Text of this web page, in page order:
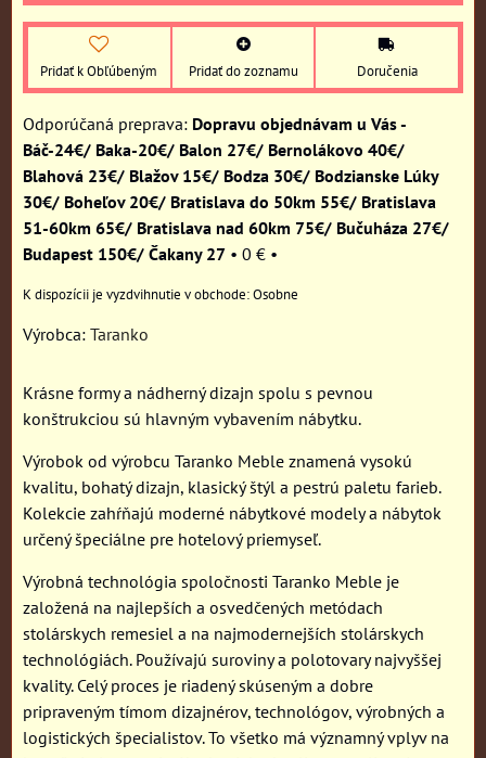
Pridať k Obľúbeným Pridať do zoznamu Doručenia
Dopravu objednávam u Vás -
Báč-24€/ Baka-20€/ Balon 27€/ Bernolákovo 40€/
Blahová 23€/ Blažov 15€/ Bodza 30€/ Bodzianske Lúky
30€/ Boheľov 20€/ Bratislava do 50km 55€/ Bratislava
51-60km 65€/ Bratislava nad 60km 75€/ Bučuháza 27€/
Budapest 150€/ Čakany 27 • 0 € •
Osobne
Výrobca: Taranko
Krásne formy a nádherný dizajn spolu s pevnou
konštrukciou sú hlavným vybavením nábytku.
Výrobok od výrobcu Taranko Meble znamená vysokú
kvalitu, bohatý dizajn, klasický štýl a pestrú paletu farieb.
Kolekcie zahŕňajú moderné nábytkové modely a nábytok
určený špeciálne pre hotelový priemyseľ.
Výrobná technológia spoločnosti Taranko Meble je
založená na najlepších a osvedčených metódach
stolárskych remesiel a na najmodernejších stolárskych
technológiách. Používajú suroviny a polotovary najvyššej
kvality. Celý proces je riadený skúseným a dobre
pripraveným tímom dizajnérov, technológov, výrobných a
logistických špecialistov. To všetko má významný vplyv na